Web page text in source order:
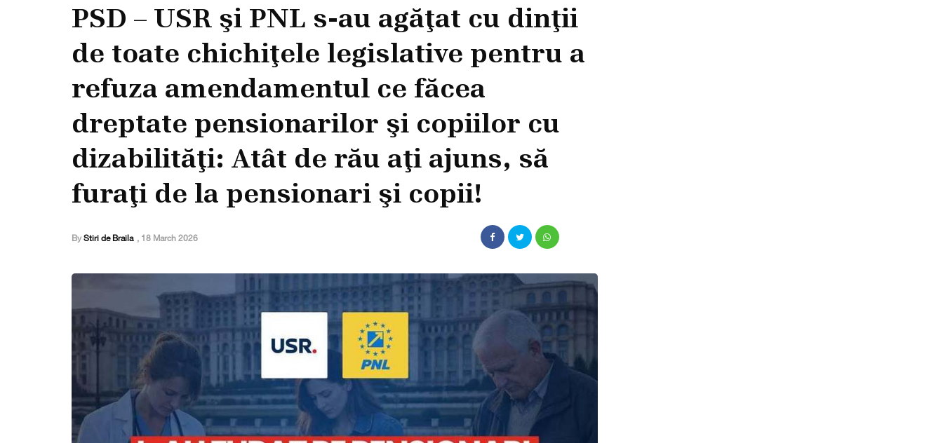
PSD – USR şi PNL s-au agăţat cu dinţii
de toate chichiţele legislative pentru a
refuza amendamentul ce făcea
dreptate pensionarilor şi copiilor cu
dizabilităţi: Atât de rău aţi ajuns, să
furaţi de la pensionari şi copii!
By Stiri de Braila , 18 March 2026